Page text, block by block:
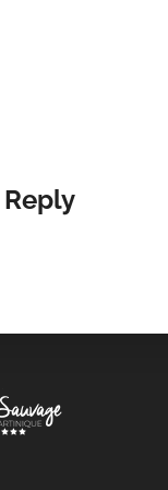
Reply